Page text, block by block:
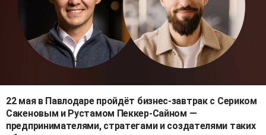
22 мая в Павлодаре пройдёт бизнес-завтрак с Сериком
Сакеновым и Рустамом Пеккер-Сайном —
предпринимателями, стратегами и создателями таких